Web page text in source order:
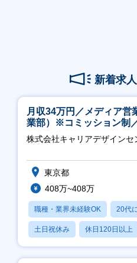
新着求人
月収34万円／メディア営
業部）※コミッション制
※4年目以降無期化
株式会社キャリアデザインセ
東京都
408万~408万
職種・業界未経験OK 20代
土日祝休み 休日120日以上
産休・育休あり